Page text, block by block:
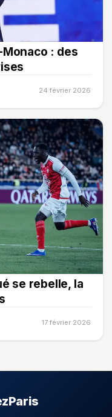
: des
24 février 2026
se rebelle, la
17 février 2026